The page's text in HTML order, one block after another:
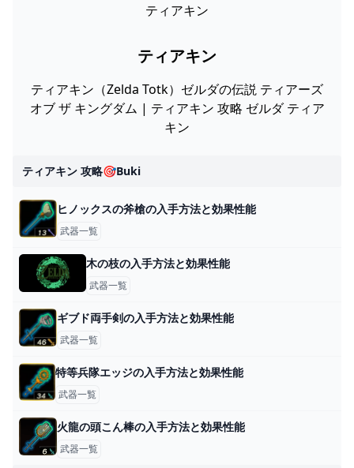
ティアキン
ティアキン
ティアキン（Zelda Totk）ゼルダの伝説 ティアーズ
オブ ザ キングダム | ティアキン 攻略 ゼルダ ティア
キン
ティアキン 攻略🎯buki
ヒノックスの斧槍の入手方法と効果性能
武器一覧
木の枝の入手方法と効果性能
武器一覧
ギブド両手剣の入手方法と効果性能
武器一覧
特等兵隊エッジの入手方法と効果性能
武器一覧
火龍の頭こん棒の入手方法と効果性能
武器一覧